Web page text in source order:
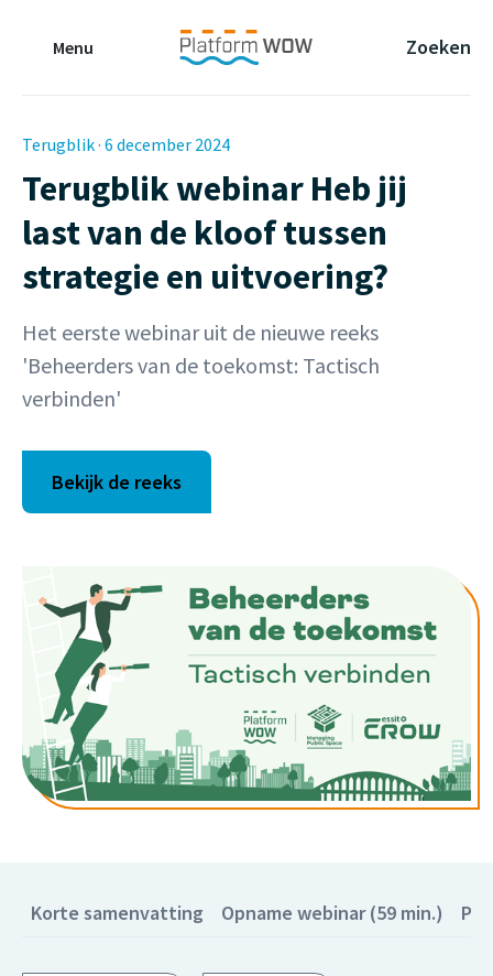
Menu
Zoeken
Terugblik · 6 december 2024
Terugblik webinar Heb jij
last van de kloof tussen
strategie en uitvoering?
Het eerste webinar uit de nieuwe reeks
'Beheerders van de toekomst: Tactisch
verbinden'
Bekijk de reeks
Korte samenvatting Opname webinar (59 min.)